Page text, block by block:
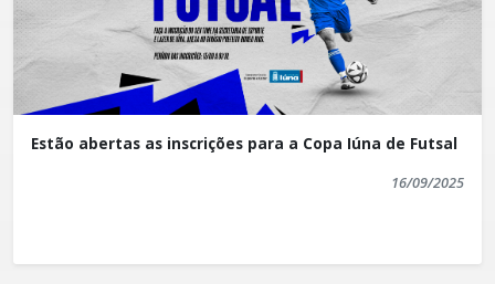
Estão abertas as inscrições para a Copa Iúna de Futsal
16/09/2025